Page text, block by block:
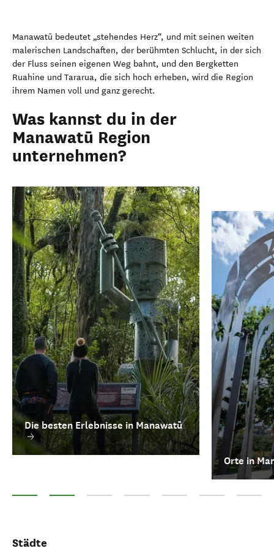
Manawatū bedeutet „stehendes Herz“, und mit seinen weiten
malerischen Landschaften, der berühmten Schlucht, in der sich
der Fluss seinen eigenen Weg bahnt, und den Bergketten
Ruahine und Tararua, die sich hoch erheben, wird die Region
ihrem Namen voll und ganz gerecht.
Was kannst du in der
Manawatū Region
unternehmen?
Die besten Erlebnisse in Manawatū
Orte in
Städte